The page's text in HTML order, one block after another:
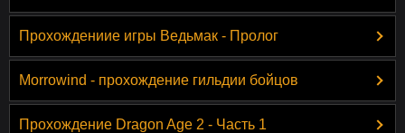
Прохождениие игры Ведьмак - Пролог
Morrowind - прохождение гильдии бойцов
Прохождение Dragon Age 2 - Часть 1